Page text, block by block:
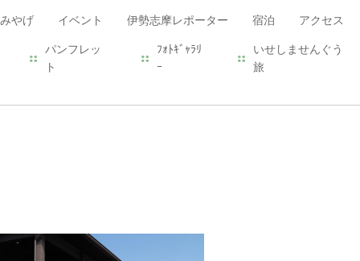
やげ イベント 伊勢志摩レポーター 宿泊 アクセス
パンフレッ
ト
ﾌｫﾄｷﾞｬﾗﾘ
ｰ
いせしませんぐう
旅